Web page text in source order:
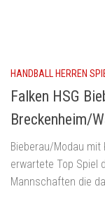
HANDBALL HERREN
Falken HSG
Breckenheim/
Bieberau/Modau mit
erwartete Top Spiel
Mannschaften die